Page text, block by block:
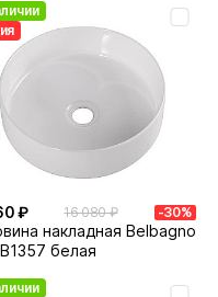
₽ 16 080 ₽ -30%
накладная Belbagno
белая